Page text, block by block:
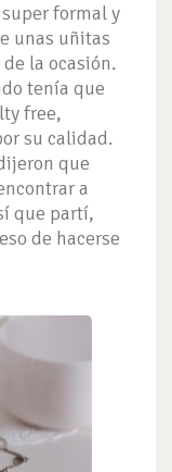
formal y
unas uñitas
la ocasión.
tenía que
free,
su calidad.
que
a
que partí,
de hacerse